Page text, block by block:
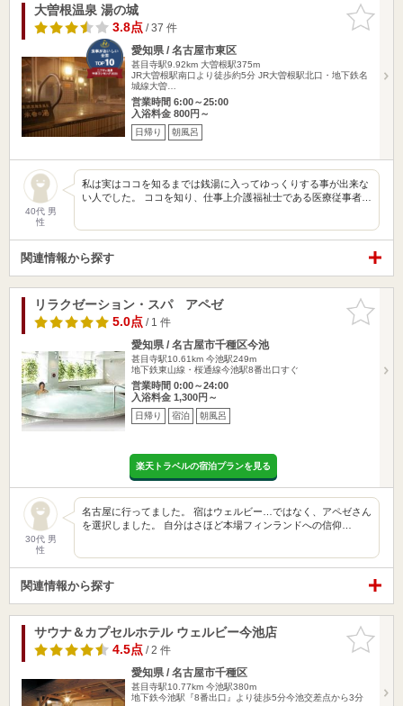
お気に入
りに追加
大曽根温泉 湯の城
3.8点/ 37 件
愛知県 / 名古屋市東区
甚目寺駅9.92km 大曽根駅375m
JR大曽根駅南口より徒歩約5分 JR大曽根駅北口・地下鉄名
城線大曽…
営業時間 6:00～25:00
入浴料金 800円～
日帰り 朝風呂
40代 男
性
私は実はココを知るまでは銭湯に入ってゆっくりする事が出来な
い人でした。 ココを知り、仕事上介護福祉士である医療従事者…
関連情報から探す
お気に入
りに追加
リラクゼーション・スパ アペゼ
5.0点/ 1 件
愛知県 / 名古屋市千種区今池
甚目寺駅10.61km 今池駅249m
地下鉄東山線・桜通線今池駅8番出口すぐ
営業時間 0:00～24:00
入浴料金 1,300円～
日帰り 宿泊 朝風呂
楽天トラベルの宿泊プランを見る
30代 男
性
名古屋に行ってました。 宿はウェルビー…ではなく、アペゼさん
を選択しました。 自分はさほど本場フィンランドへの信仰…
関連情報から探す
お気に入
りに追加
サウナ＆カプセルホテル ウェルビー今池店
4.5点/ 2 件
愛知県 / 名古屋市千種区
甚目寺駅10.77km 今池駅380m
地下鉄今池駅『8番出口』より徒歩5分今池交差点から3分